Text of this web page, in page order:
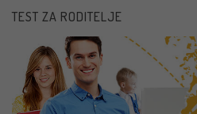
TEST ZA RODITELJE